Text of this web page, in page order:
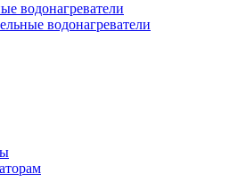
водонагреватели
водонагреватели